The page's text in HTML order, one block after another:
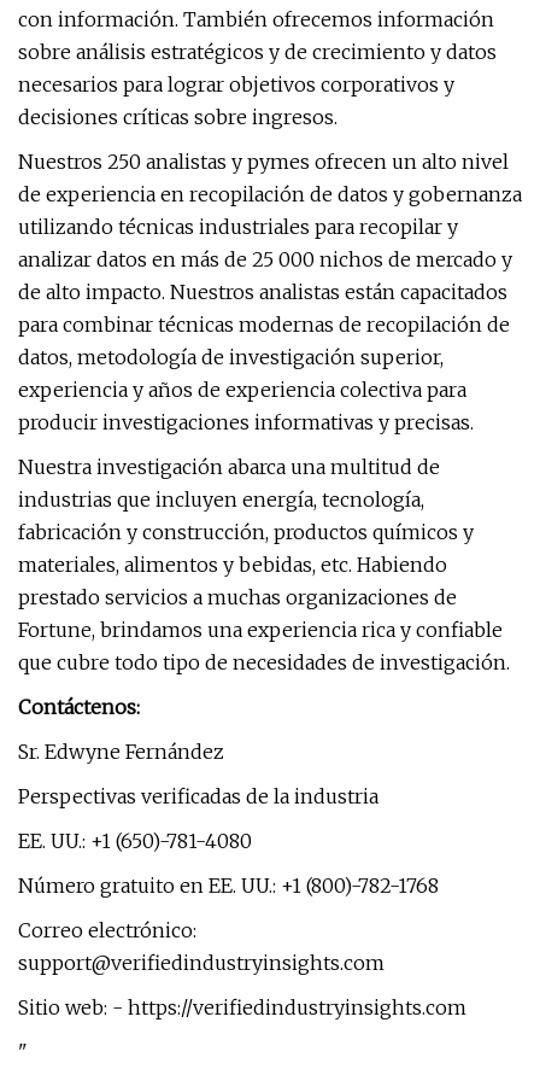
con información. También ofrecemos información
sobre análisis estratégicos y de crecimiento y datos
necesarios para lograr objetivos corporativos y
decisiones críticas sobre ingresos.
Nuestros 250 analistas y pymes ofrecen un alto nivel
de experiencia en recopilación de datos y gobernanza
utilizando técnicas industriales para recopilar y
analizar datos en más de 25 000 nichos de mercado y
de alto impacto. Nuestros analistas están capacitados
para combinar técnicas modernas de recopilación de
datos, metodología de investigación superior,
experiencia y años de experiencia colectiva para
producir investigaciones informativas y precisas.
Nuestra investigación abarca una multitud de
industrias que incluyen energía, tecnología,
fabricación y construcción, productos químicos y
materiales, alimentos y bebidas, etc. Habiendo
prestado servicios a muchas organizaciones de
Fortune, brindamos una experiencia rica y confiable
que cubre todo tipo de necesidades de investigación.
Contáctenos:
Sr. Edwyne Fernández
Perspectivas verificadas de la industria
EE. UU.: +1 (650)-781-4080
Número gratuito en EE. UU.: +1 (800)-782-1768
Correo electrónico:
support@verifiedindustryinsights.com
Sitio web: - https://verifiedindustryinsights.com
"